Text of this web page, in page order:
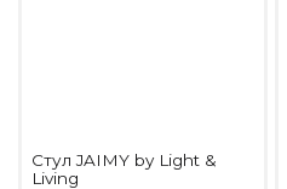
Стул JAIMY by Light &
Living